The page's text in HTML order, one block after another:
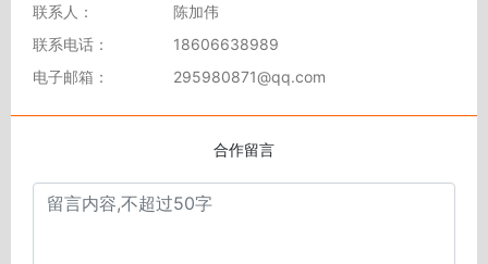
联系人：
陈加伟
联系电话：
18606638989
电子邮箱：
295980871@qq.com
合作留言